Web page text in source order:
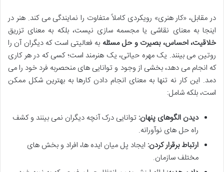
در مقابل، «کار هنری» رویکردی کاملاً متفاوت را نمایندگی می کند. هنر در
اینجا به معنای نقاشی یا مجسمه سازی نیست، بلکه به معنای تزریق
خلاقیت، احساس، بصیرت و حل مسئله به فعالیتی است که دیگران آن را
روتین می بینند. یک مهره حیاتی، یک هنرمند است؛ کسی که در هر کاری
که انجام می دهد، بخشی از وجود و توانایی های منحصربه فرد خود را می
دمد. این کار نه تنها به معنای انجام دادن کارها به بهترین شکل ممکن
است، بلکه شامل:
دیدن الگوهای پنهان: توانایی درک آنچه دیگران نمی بینند و کشف
راه حل های نوآورانه.
ارتباط برقرار کردن: ایجاد پل میان ایده ها، افراد و بخش های
مختلف سازمان.